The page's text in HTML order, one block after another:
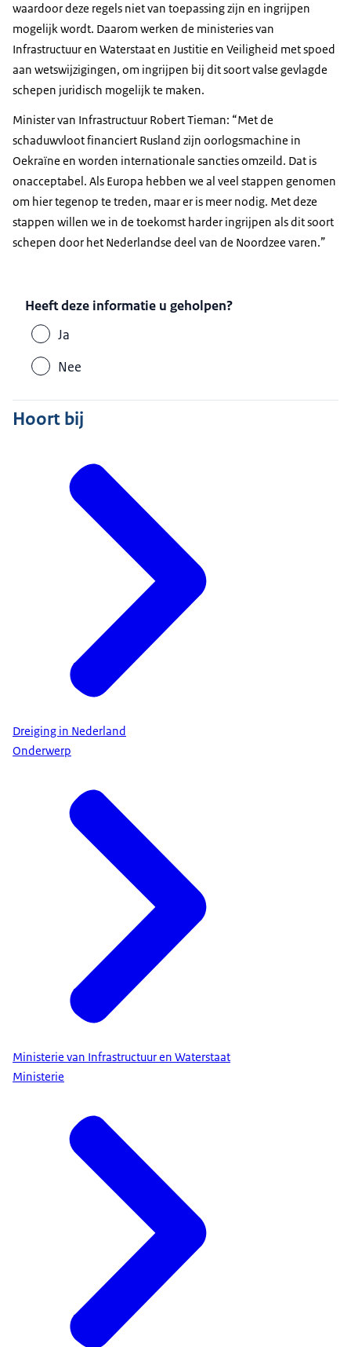
waardoor deze regels niet van toepassing zijn en ingrijpen
mogelijk wordt. Daarom werken de ministeries van
Infrastructuur en Waterstaat en Justitie en Veiligheid met spoed
aan wetswijzigingen, om ingrijpen bij dit soort valse gevlagde
schepen juridisch mogelijk te maken.
Minister van Infrastructuur Robert Tieman: “Met de
schaduwvloot financiert Rusland zijn oorlogsmachine in
Oekraïne en worden internationale sancties omzeild. Dat is
onacceptabel. Als Europa hebben we al veel stappen genomen
om hier tegenop te treden, maar er is meer nodig. Met deze
stappen willen we in de toekomst harder ingrijpen als dit soort
schepen door het Nederlandse deel van de Noordzee varen.”
Heeft deze informatie u geholpen?
Ja
Nee
Hoort bij
Dreiging in Nederland
Onderwerp
Ministerie van Infrastructuur en Waterstaat
Ministerie